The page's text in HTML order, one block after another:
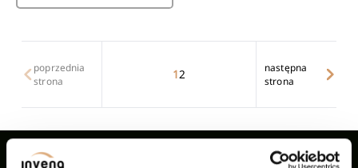
poprzednia
strona
12
następna
strona